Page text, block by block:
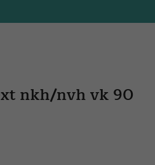
nkh/nvh vk 90